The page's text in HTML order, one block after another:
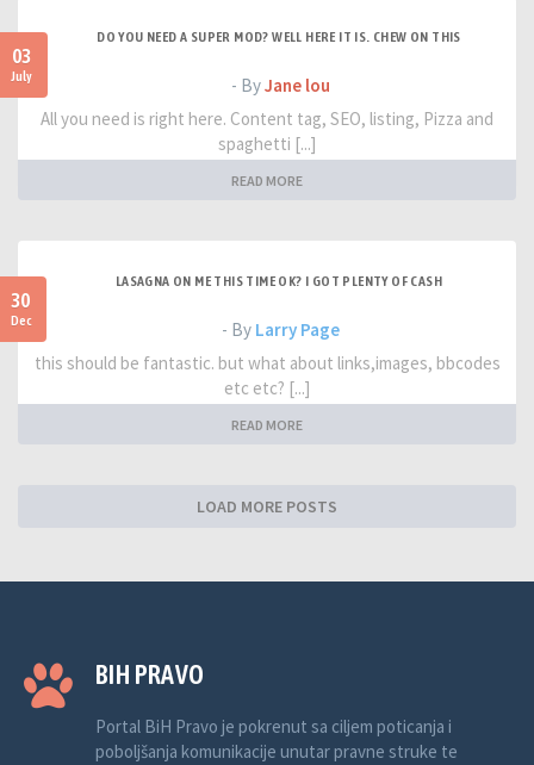
03
July
DO YOU NEED A SUPER MOD? WELL HERE IT IS. CHEW ON THIS
- ByJane lou
All you need is right here. Content tag, SEO, listing, Pizza and
spaghetti [...]
READ MORE
30
Dec
LASAGNA ON ME THIS TIME OK? I GOT PLENTY OF CASH
- By Larry Page
this should be fantastic. but what about links,images, bbcodes
etc etc? [...]
READ MORE
LOAD MORE POSTS
BIH PRAVO
Portal BiH Pravo je pokrenut sa ciljem poticanja i
poboljšanja komunikacije unutar pravne struke te